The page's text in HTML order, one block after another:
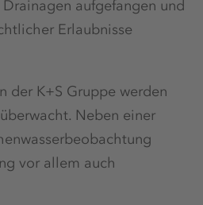
aufgefangen und
Erlaubnisse
der K+S Gruppe werden
Neben einer
vor allem auch